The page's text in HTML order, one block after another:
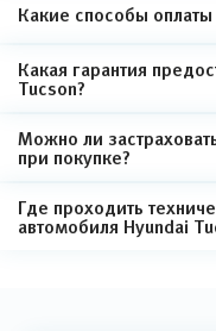
Какие способы
Какая гарантия
Tucson?
Можно ли
при покупке?
Где проходить
автомобиля Hyundai